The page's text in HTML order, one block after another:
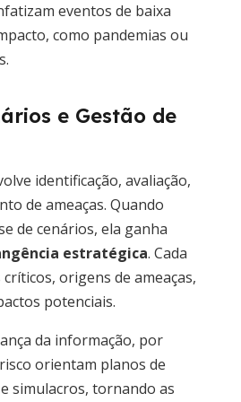
eventos de baixa
como pandemias ou
e Gestão de
identificação, avaliação,
de ameaças. Quando
de cenários, ela ganha
estratégica. Cada
origens de ameaças,
potenciais.
da informação, por
orientam planos de
simulacros, tornando as